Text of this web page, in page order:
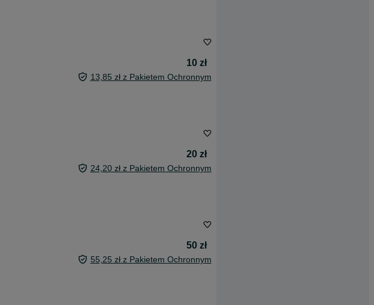
10 zł
13,85 zł z Pakietem Ochronnym
20 zł
24,20 zł z Pakietem Ochronnym
50 zł
55,25 zł z Pakietem Ochronnym